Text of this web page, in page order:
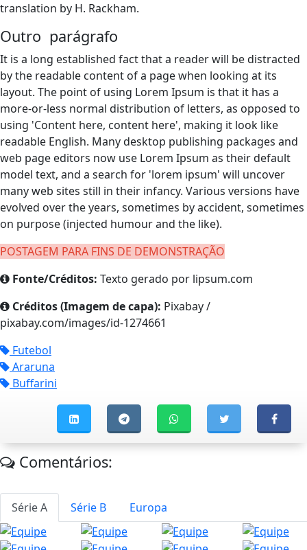
translation by H. Rackham.
Outro parágrafo
It is a long established fact that a reader will be distracted
by the readable content of a page when looking at its
layout. The point of using Lorem Ipsum is that it has a
more-or-less normal distribution of letters, as opposed to
using 'Content here, content here', making it look like
readable English. Many desktop publishing packages and
web page editors now use Lorem Ipsum as their default
model text, and a search for 'lorem ipsum' will uncover
many web sites still in their infancy. Various versions have
evolved over the years, sometimes by accident, sometimes
on purpose (injected humour and the like).
POSTAGEM PARA FINS DE DEMONSTRAÇÃO
Fonte/Créditos: Texto gerado por lipsum.com
Créditos (Imagem de capa): Pixabay /
pixabay.com/images/id-1274661
Futebol
Araruna
Buffarini
Comentários:
Série A Série B Europa